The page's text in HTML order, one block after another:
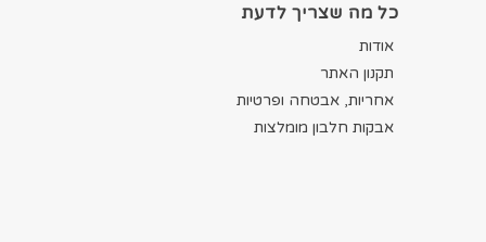
כל מה שצריך לדעת
אודות
תקנון האתר
אחריות, אבטחה ופרטיות
אבקות חלבון מומלצות